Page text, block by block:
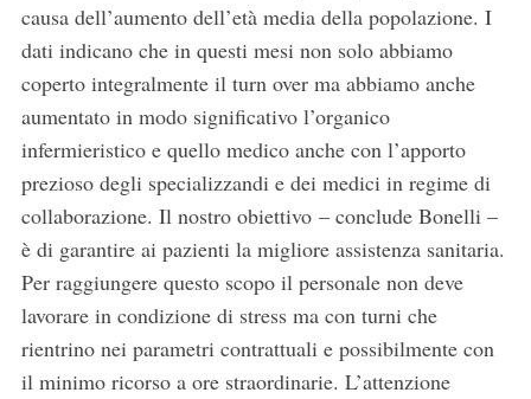
causa dell’aumento dell’età media della popolazione. I
dati indicano che in questi mesi non solo abbiamo
coperto integralmente il turn over ma abbiamo anche
aumentato in modo significativo l’organico
infermieristico e quello medico anche con l’apporto
prezioso degli specializzandi e dei medici in regime di
collaborazione. Il nostro obiettivo – conclude Bonelli –
è di garantire ai pazienti la migliore assistenza sanitaria.
Per raggiungere questo scopo il personale non deve
lavorare in condizione di stress ma con turni che
rientrino nei parametri contrattuali e possibilmente con
il minimo ricorso a ore straordinarie. L’attenzione